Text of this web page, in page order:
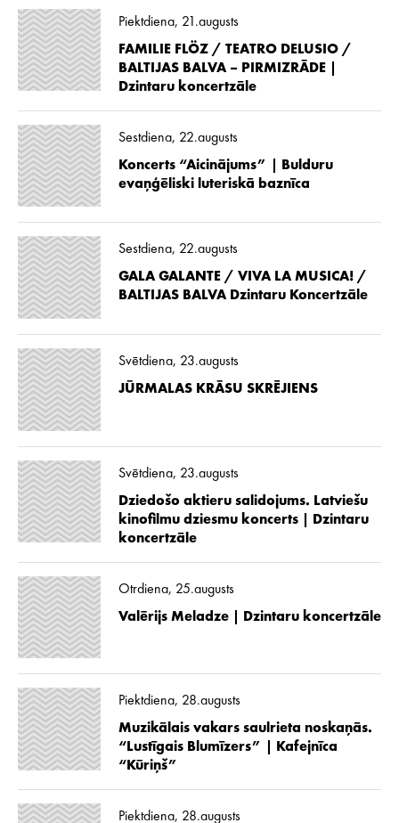
Piektdiena, 21.augusts
FAMILIE FLÖZ / TEATRO DELUSIO /
BALTIJAS BALVA – PIRMIZRĀDE |
Dzintaru koncertzāle
Sestdiena, 22.augusts
Koncerts “Aicinājums” | Bulduru
evaņģēliski luteriskā baznīca
Sestdiena, 22.augusts
GALA GALANTE / VIVA LA MUSICA! /
BALTIJAS BALVA Dzintaru Koncertzāle
Svētdiena, 23.augusts
JŪRMALAS KRĀSU SKRĒJIENS
Svētdiena, 23.augusts
Dziedošo aktieru salidojums. Latviešu
kinofilmu dziesmu koncerts | Dzintaru
koncertzāle
Otrdiena, 25.augusts
Valērijs Meladze | Dzintaru koncertzāle
Piektdiena, 28.augusts
Muzikālais vakars saulrieta noskaņās.
“Lustīgais Blumīzers” | Kafejnīca
“Kūriņš”
Piektdiena, 28.augusts